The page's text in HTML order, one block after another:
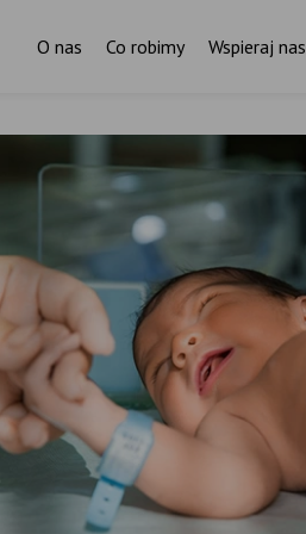
O nas Co robimy Wspieraj nas